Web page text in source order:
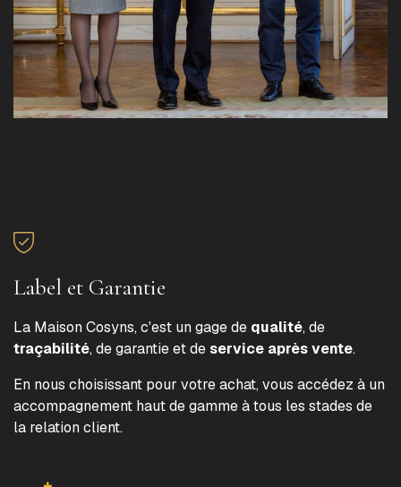
Label et Garantie
La Maison Cosyns, c'est un gage de qualité, de
traçabilité, de garantie et deservice après vente.
En nous choisissant pour votre achat, vous accédez à un
accompagnement haut de gamme à tous les stades de
la relation client.